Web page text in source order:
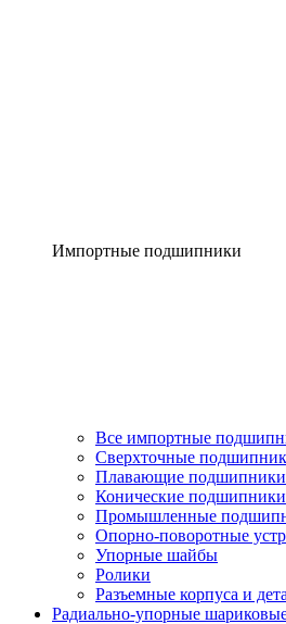
Импортные подшипники
Все импортные
Сверхточные
Плавающие подшипники
Конические подшипники
Промышленные
Опорно-поворотные
Упорные шайбы
Ролики
Разъемные корпуса и
Радиально-упорные